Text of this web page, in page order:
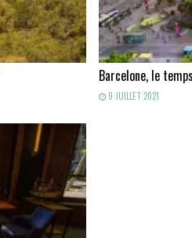
Barcelone, le
9 JUILLET 2021